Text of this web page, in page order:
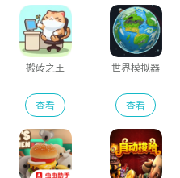
搬砖之王
查看
世界模拟器
查看